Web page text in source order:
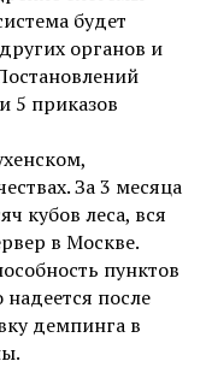
будет
органов и
5 приказов
За 3 месяца
кубов леса, вся
в Москве.
пунктов
после
демпинга в